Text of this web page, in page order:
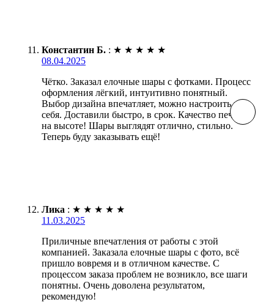
Константин Б. : ★ ★ ★ ★ ★
08.04.2025
Чётко. Заказал елочные шары с фотками. Процесс
оформления лёгкий, интуитивно понятный.
Выбор дизайна впечатляет, можно настроить под
себя. Доставили быстро, в срок. Качество печати
на высоте! Шары выглядят отлично, стильно.
Теперь буду заказывать ещё!
Лика : ★ ★ ★ ★ ★
11.03.2025
Приличные впечатления от работы с этой
компанией. Заказала елочные шары с фото, всё
пришло вовремя и в отличном качестве. С
процессом заказа проблем не возникло, все шаги
понятны. Очень доволена результатом,
рекомендую!